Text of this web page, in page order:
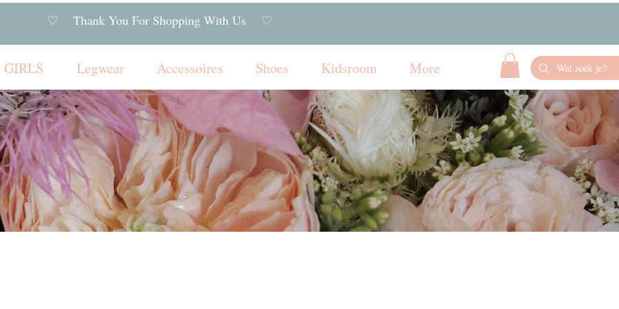
♡ Thank You For Shopping With Us ♡
GIRLS Legwear Accessoires Shoes Kidsroom More